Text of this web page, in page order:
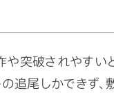
破されやすいと
追尾しかできず